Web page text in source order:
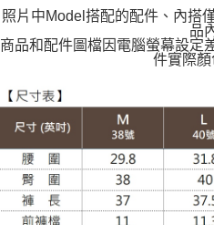
每筆NT$100，滿NT$988(含以上)
付款後萊爾富取貨
每筆NT$100，滿NT$988(含以上)
7-11取貨付款
每筆NT$100，滿NT$988(含以上)
付款後7-11取貨
每筆NT$100，滿NT$988(含以上)
大嘴鳥宅配通
照片中Model搭配的配件、內搭
品
商品和配件圖檔因電腦螢幕設定
件實際